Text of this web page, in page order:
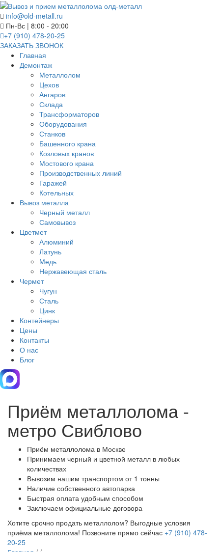
info@old-metall.ru
Пн-Вс | 8:00 - 20:00
+7 (910) 478-20-25
ЗАКАЗАТЬ ЗВОНОК
Главная
Демонтаж
Металлолом
Цехов
Ангаров
Склада
Трансформаторов
Оборудования
Станков
Башенного крана
Козловых кранов
Мостового крана
Производственных линий
Гаражей
Котельных
Вывоз металла
Черный металл
Самовывоз
Цветмет
Алюминий
Латунь
Медь
Нержавеющая сталь
Чермет
Чугун
Сталь
Цинк
Контейнеры
Цены
Контакты
О нас
Блог
Приём металлолома -
метро Свиблово
Приём металлолома в Москве
Принимаем черный и цветной металл в любых
количествах
Вывозим нашим транспортом от 1 тонны
Наличие собственного автопарка
Быстрая оплата удобным способом
Заключаем официальные договора
Хотите срочно продать металлолом? Выгодные условия
приёма металлолома! Позвоните прямо сейчас +7 (910) 478-
20-25